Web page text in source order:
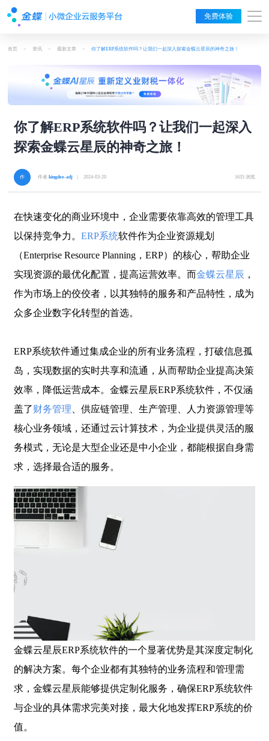
免费体验
首页 > 资讯 > 最新文章 > 你了解ERP系统软件吗？让我们一起深入探索金蝶云星辰的神奇之旅！
你了解ERP系统软件吗？让我们一起深入
探索金蝶云星辰的神奇之旅！
作者kingdee-adj | 2024-03-20 1635 浏览
在快速变化的商业环境中，企业需要依靠高效的管理工具
以保持竞争力。ERP系统软件作为企业资源规划
（Enterprise Resource Planning，ERP）的核心，帮助企业
实现资源的最优化配置，提高运营效率。而金蝶云星辰 ，
作为市场上的佼佼者，以其独特的服务和产品特性，成为
众多企业数字化转型的首选。
ERP系统软件通过集成企业的所有业务流程，打破信息孤
岛，实现数据的实时共享和流通，从而帮助企业提高决策
效率，降低运营成本。金蝶云星辰ERP系统软件，不仅涵
盖了财务管理 、供应链管理、生产管理、人力资源管理等
核心业务领域，还通过云计算技术，为企业提供灵活的服
务模式，无论是大型企业还是中小企业，都能根据自身需
求，选择最合适的服务。
金蝶云星辰ERP系统软件的一个显著优势是其深度定制化
的解决方案。每个企业都有其独特的业务流程和管理需
求，金蝶云星辰能够提供定制化服务，确保ERP系统软件
与企业的具体需求完美对接，最大化地发挥ERP系统的价
值。